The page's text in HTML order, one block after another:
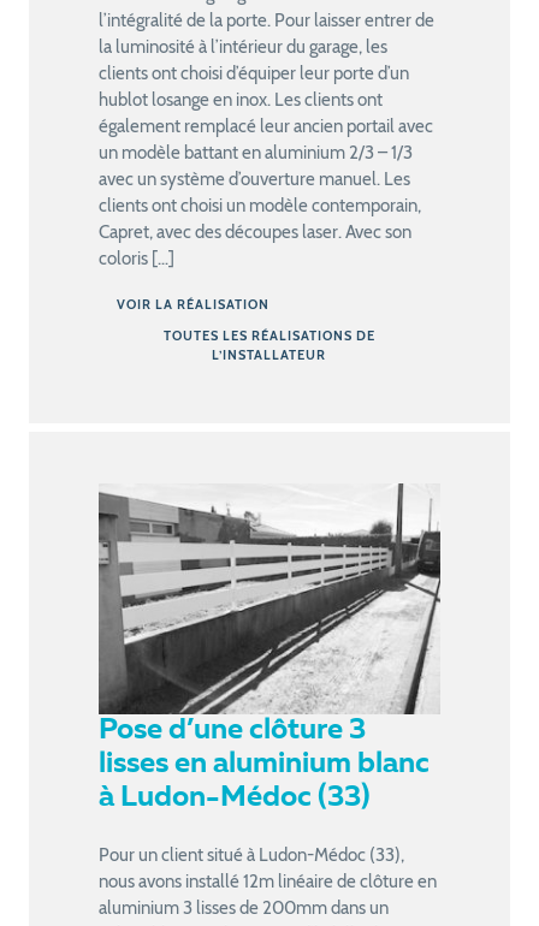
l’intégralité de la porte. Pour laisser entrer de
la luminosité à l’intérieur du garage, les
clients ont choisi d’équiper leur porte d’un
hublot losange en inox. Les clients ont
également remplacé leur ancien portail avec
un modèle battant en aluminium 2/3 – 1/3
avec un système d’ouverture manuel. Les
clients ont choisi un modèle contemporain,
Capret, avec des découpes laser. Avec son
coloris […]
VOIR LA RÉALISATION
TOUTES LES RÉALISATIONS DE
L’INSTALLATEUR
Pose d’une clôture 3
lisses en aluminium blanc
à Ludon-Médoc (33)
Pour un client situé à Ludon-Médoc (33),
nous avons installé 12m linéaire de clôture en
aluminium 3 lisses de 200mm dans un